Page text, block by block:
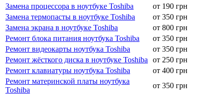
Замена процессора в ноутбуке Toshiba
от 190 грн
Замена термопасты в ноутбуке Toshiba
от 350 грн
Замена экрана в ноутбуке Toshiba
от 800 грн
Ремонт блока питания ноутбука Toshiba
от 350 грн
Ремонт видеокарты ноутбука Toshiba
от 350 грн
Ремонт жёсткого диска в ноутбуке Toshiba
от 250 грн
Ремонт клавиатуры ноутбука Toshiba
от 400 грн
Ремонт материнской платы ноутбука
Toshiba
от 350 грн